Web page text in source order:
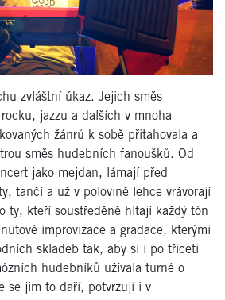
zvláštní úkaz. Jejich směs
jazzu a dalších v mnoha
žánrů k sobě přitahovala a
směs hudebních fanoušků. Od
jako mejdan, lámají před
tančí a už v polovině lehce vrávorají
ty, kteří soustředěně hltají každý tón
improvizace a gradace, kterými
skladeb tak, aby si i po třiceti
hudebníků užívala turné o
se jim to daří, potvrzují i v